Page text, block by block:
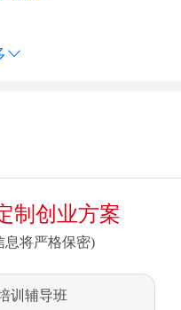

制创业方案
息将严格保密)
训辅导班